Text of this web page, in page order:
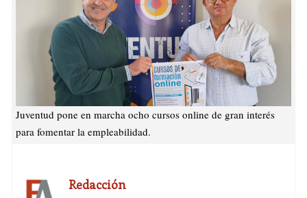
Juventud pone en marcha ocho cursos online de gran interés
para fomentar la empleabilidad.
Redacción